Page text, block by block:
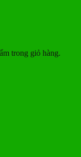
trong giỏ hàng.